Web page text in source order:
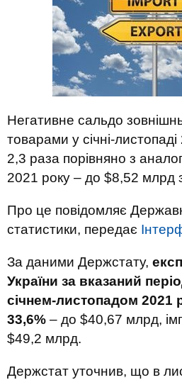
Негативне сальдо
товарами у січні-
2,3 раза порівняно з
2021 року – до $8,52 млрд
Про це повідомляє
статистики, передає
За даними Держстату,
України за вказаний
січнем-листопадом 2021
33,6% – до $40,67 млрд,
$49,2 млрд.
Держстат уточнив, що в